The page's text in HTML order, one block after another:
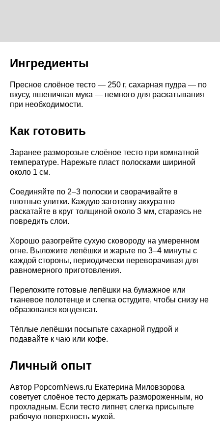
Ингредиенты
Пресное слоёное тесто — 250 г, сахарная пудра — по
вкусу, пшеничная мука — немного для раскатывания
при необходимости.
Как готовить
Заранее разморозьте слоёное тесто при комнатной
температуре. Нарежьте пласт полосками шириной
около 1 см.
Соединяйте по 2–3 полоски и сворачивайте в
плотные улитки. Каждую заготовку аккуратно
раскатайте в круг толщиной около 3 мм, стараясь не
повредить слои.
Хорошо разогрейте сухую сковороду на умеренном
огне. Выложите лепёшки и жарьте по 3–4 минуты с
каждой стороны, периодически переворачивая для
равномерного приготовления.
Переложите готовые лепёшки на бумажное или
тканевое полотенце и слегка остудите, чтобы снизу не
образовался конденсат.
Тёплые лепёшки посыпьте сахарной пудрой и
подавайте к чаю или кофе.
Личный опыт
Автор PopcornNews.ru Екатерина Миловзорова
советует слоёное тесто держать размороженным, но
прохладным. Если тесто липнет, слегка присыпьте
рабочую поверхность мукой.